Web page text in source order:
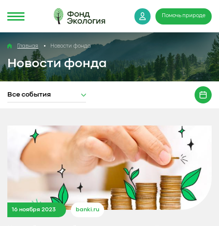
Помочь природе
Главная Новости фонда
Новости фонда
Все события
16 ноября 2023 banki.ru